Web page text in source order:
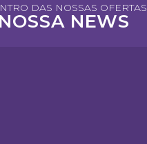
DAS NOSSAS OFERTAS
NEWS